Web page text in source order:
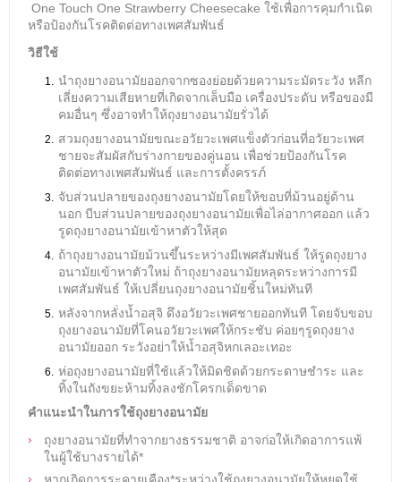
One Touch One Strawberry Cheesecake ใช้เพื่อการคุมกำเนิด
หรือป้องกันโรคติดต่อทางเพศสัมพันธ์
วิธีใช้
นำถุงยางอนามัยออกจากซองย่อยด้วยความระมัดระวัง หลีก
เลี่ยงความเสียหายที่เกิดจากเล็บมือ เครื่องประดับ หรือของมี
คมอื่นๆ ซึ่งอาจทำให้ถุงยางอนามัยรั่วได้
สวมถุงยางอนามัยขณะอวัยวะเพศแข็งตัวก่อนที่อวัยวะเพศ
ชายจะสัมผัสกับร่างกายของคู่นอน เพื่อช่วยป้องกันโรค
ติดต่อทางเพศสัมพันธ์ และการตั้งครรภ์
จับส่วนปลายของถุงยางอนามัยโดยให้ขอบที่ม้วนอยู่ด้าน
นอก บีบส่วนปลายของถุงยางอนามัยเพื่อไล่อากาศออก แล้ว
รูดถุงยางอนามัยเข้าหาตัวให้สุด
ถ้าถุงยางอนามัยม้วนขึ้นระหว่างมีเพศสัมพันธ์ ให้รูดถุงยาง
อนามัยเข้าหาตัวใหม่ ถ้าถุงยางอนามัยหลุดระหว่างการมี
เพศสัมพันธ์ ให้เปลี่ยนถุงยางอนามัยชิ้นใหม่ทันที
หลังจากหลั่งน้ำอสุจิ ดึงอวัยวะเพศชายออกทันที โดยจับขอบ
ถุงยางอนามัยที่โคนอวัยวะเพศให้กระชับ ค่อยๆรูดถุงยาง
อนามัยออก ระวังอย่าให้น้ำอสุจิหกเลอะเทอะ
ห่อถุงยางอนามัยที่ใช้แล้วให้มิดชิดด้วยกระดาษชำระ และ
ทิ้งในถังขยะห้ามทิ้งลงชักโครกเด็ดขาด
คำแนะนำในการใช้ถุงยางอนามัย
ถุงยางอนามัยที่ทำจากยางธรรมชาติ อาจก่อให้เกิดอาการแพ้
ในผู้ใช้บางรายได้*